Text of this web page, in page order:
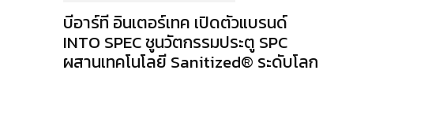
บีอาร์ที อินเตอร์เทค เปิดตัวแบรนด์
INTO SPEC ชูนวัตกรรมประตู SPC
ผสานเทคโนโลยี Sanitized® ระดับโลก